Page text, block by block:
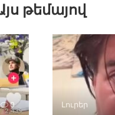
թեմայով
0 Լուրեր